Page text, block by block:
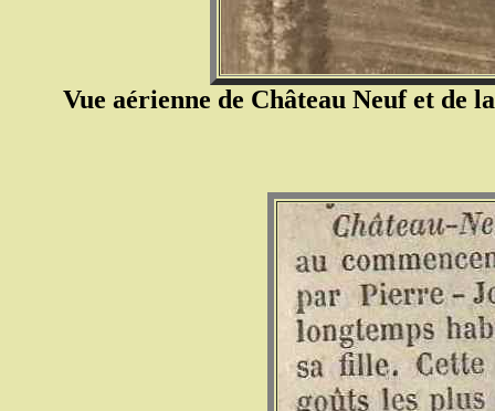
Vue aérienne de Château Neuf et de